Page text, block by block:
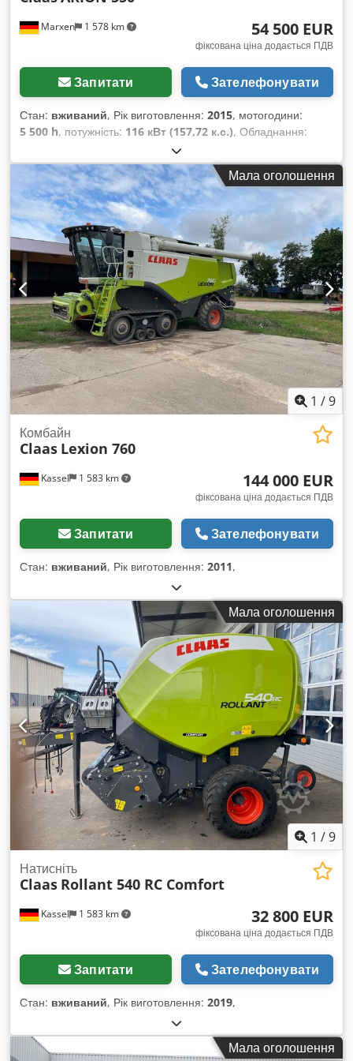
Marxen 1 578 km 54 500 EUR
фіксована ціна додається ПДВ
Запитати Зателефонувати
Стан: вживаний, Рік виготовлення: 2015, мотогодини:
5 500 h, потужність: 116 кВт (157,72 к.с.), Обладнання:
гальмо зі стисненим повітрям
Мала оголошення
1 /9
Kassel 1 583 km
Комбайн
Claas Lexion 760
144 000 EUR
фіксована ціна додається ПДВ
Запитати Зателефонувати
Стан: вживаний, Рік виготовлення: 2011,
Мала оголошення
1 /9
Kassel 1 583 km
Натисніть
Claas Rollant 540 RC Comfort
32 800 EUR
фіксована ціна додається ПДВ
Запитати Зателефонувати
Стан: вживаний, Рік виготовлення: 2019,
Мала оголошення